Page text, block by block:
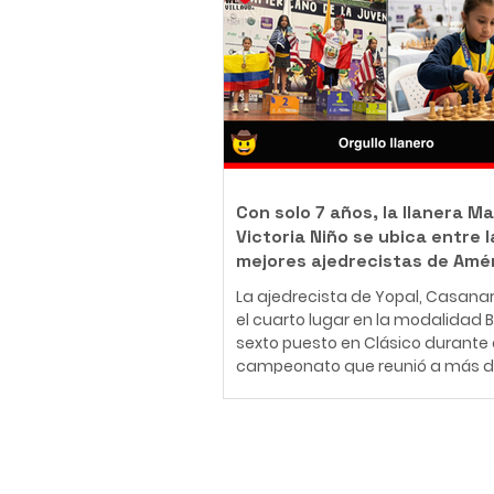
body piercer profesional
ha construido una carrera en el
del arte corporal, convencido de
tatuaje y el body piercing van
más allá de la estética: son una
inmortalizar historias, emociones
momentos que acompañarán a
Con solo 7 años, la llanera
Victoria Niño se ubica entre
mejores ajedrecistas de
La ajedrecista de Yopal,
el cuarto lugar en la modalidad
sexto puesto en Clásico durante
campeonato que reunió a más